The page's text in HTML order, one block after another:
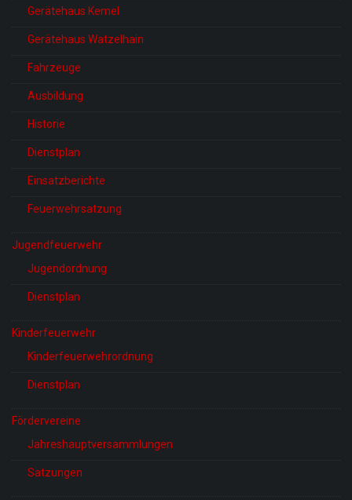
Gerätehaus Kemel
Gerätehaus Watzelhain
Fahrzeuge
Ausbildung
Historie
Dienstplan
Einsatzberichte
Feuerwehrsatzung
Jugendfeuerwehr
Jugendordnung
Dienstplan
Kinderfeuerwehr
Kinderfeuerwehrordnung
Dienstplan
Fördervereine
Jahreshauptversammlungen
Satzungen